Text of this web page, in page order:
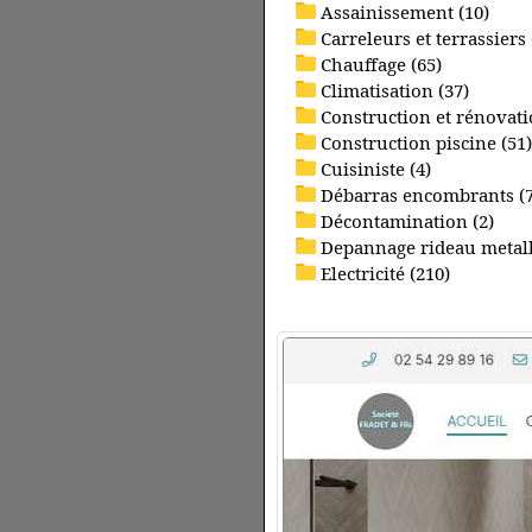
Assainissement (10)
Carreleurs et terrassiers
Chauffage (65)
Climatisation (37)
Construction et
Construction piscine (51)
Cuisiniste (4)
Débarras encombrants
Décontamination (2)
Depannage rideau
Electricité (210)